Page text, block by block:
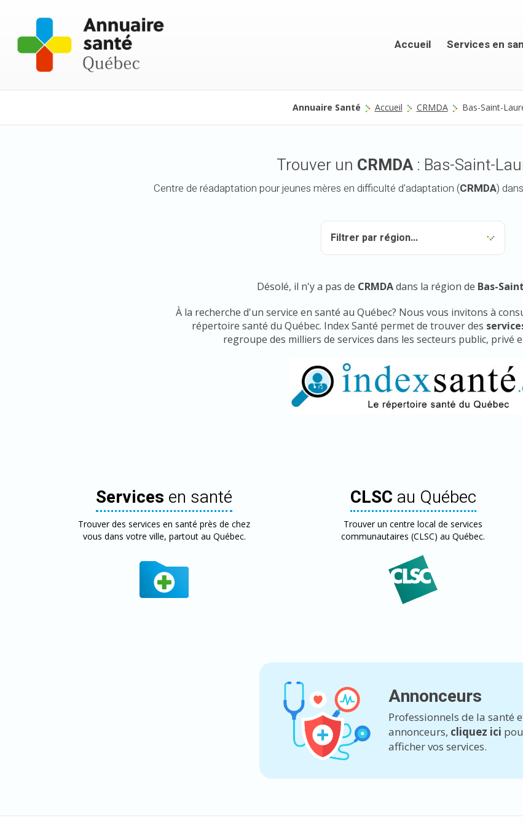
Accueil Services en
Annuaire Santé Accueil CRMDA Bas-Saint-
Trouver un CRMDA: Bas-Saint-
Centre de réadaptation pour jeunes mères en difficulté d'adaptation (CRMDA)
Désolé, il n'y a pas de CRMDAdans la région de Bas-
À la recherche d'un service en santé au Québec? Nous vous invitons à
répertoire santé du Québec. Index Santé permet de trouver des
regroupe des milliers de services dans les secteurs public, privé
Services en santé
Trouver des services en santé près de chez
vous dans votre ville, partout au Québec.
CLSC au Québec
Trouver un centre local de services
communautaires (CLSC) au Québec.
Annonceurs
Professionnels de la santé
annonceurs, cliquez ici
afficher vos services.